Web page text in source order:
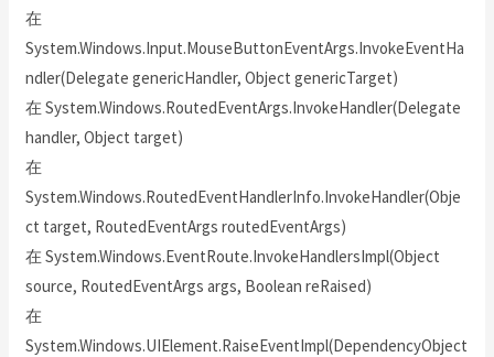
在
System.Windows.Input.MouseButtonEventArgs.InvokeEventHa
ndler(Delegate genericHandler, Object genericTarget)
在 System.Windows.RoutedEventArgs.InvokeHandler(Delegate
handler, Object target)
在
System.Windows.RoutedEventHandlerInfo.InvokeHandler(Obje
ct target, RoutedEventArgs routedEventArgs)
在 System.Windows.EventRoute.InvokeHandlersImpl(Object
source, RoutedEventArgs args, Boolean reRaised)
在
System.Windows.UIElement.RaiseEventImpl(DependencyObject